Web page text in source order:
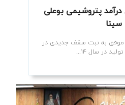
درآمد پتروشیمی بوعلی
سینا
موفق به ثبت سقف جدیدی در
در سال ۱۴...